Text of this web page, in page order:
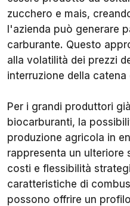
zucchero e mais,
l'azienda può generare
carburante. Questo
alla volatilità dei prezzi
interruzione della
Per i grandi produttori
biocarburanti, la
produzione agricola in
rappresenta un ulteriore
costi e flessibilità
caratteristiche di
possono offrire un